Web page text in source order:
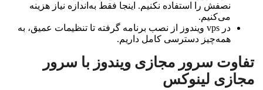
نصفش را استفاده نکنیم. اینجا فقط به‌اندازه نیاز هزینه
می‌کنیم.
در vps ویندوز از نصب برنامه گرفته تا تنظیمات عمیق، به
همه‌چیز دسترسی کامل داریم.
تفاوت سرور مجازی ویندوز با سرور
مجازی لینوکس